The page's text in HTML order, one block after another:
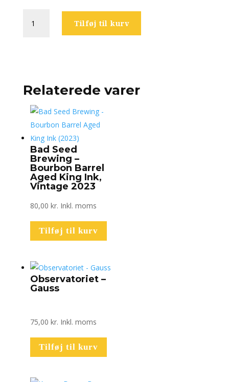
Tilføj til kurv
Relaterede varer
Bad Seed
Brewing –
Bourbon Barrel
Aged King Ink,
Vintage 2023
80,00 kr. Inkl. moms
Tilføj til kurv
Observatoriet –
Gauss
75,00 kr. Inkl. moms
Tilføj til kurv